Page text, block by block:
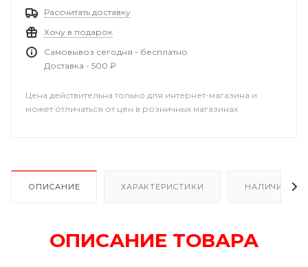
Рассчитать доставку
Хочу в подарок
Самовывоз сегодня - бесплатно
Доставка - 500 ₽
Цена действительна только для интернет-магазина и
может отличаться от цен в розничных магазинах
ОПИСАНИЕ ХАРАКТЕРИСТИКИ НАЛИЧИЕ В
ОПИСАНИЕ ТОВАРА